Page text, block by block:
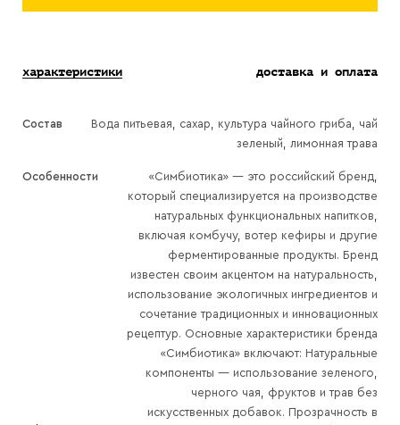
характеристики доставка и оплата
Состав
Вода питьевая, сахар, культура чайного гриба, чай
зеленый, лимонная трава
Особенности
«Симбиотика» — это российский бренд,
который специализируется на производстве
натуральных функциональных напитков,
включая комбучу, вотер кефиры и другие
ферментированные продукты. Бренд
известен своим акцентом на натуральность,
использование экологичных ингредиентов и
сочетание традиционных и инновационных
рецептур. Основные характеристики бренда
«Симбиотика» включают: Натуральные
компоненты — использование зеленого,
черного чая, фруктов и трав без
искусственных добавок. Прозрачность в